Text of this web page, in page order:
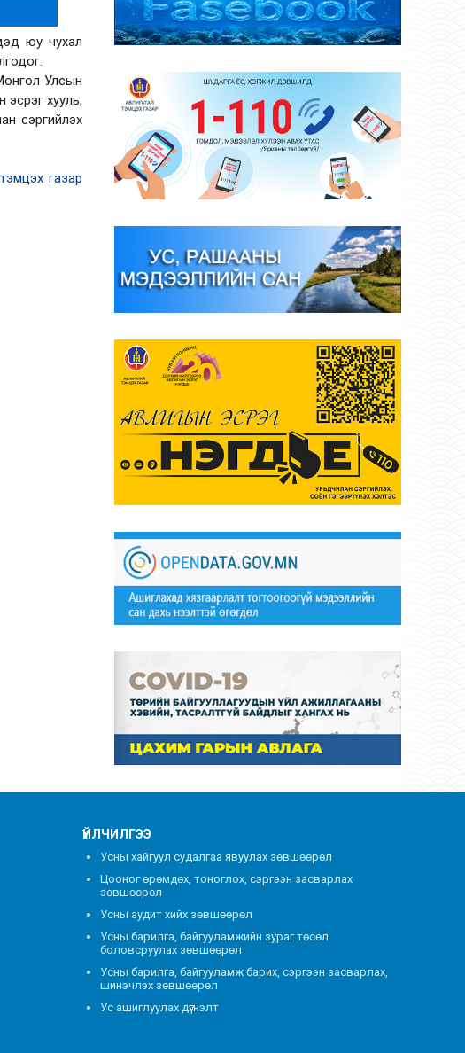
юу чухал
Улсын
хууль,
сэргийлэх
газар
ҮЙЛЧИЛГЭЭ
Усны хайгуул судалгаа явуулах зөвшөөрөл
Цооног өрөмдөх, тоноглох, сэргээн засварлах
зөвшөөрөл
Усны аудит хийх зөвшөөрөл
Усны барилга, байгууламжийн зураг төсөл
боловсруулах зөвшөөрөл
Усны барилга, байгууламж барих, сэргээн засварлах,
шинэчлэх зөвшөөрөл
Ус ашиглуулах дүгнэлт